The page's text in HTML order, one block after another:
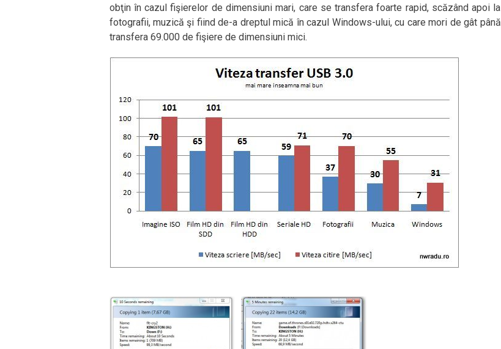
obţin în cazul fişierelor de dimensiuni mari, care se transfera foarte rapid, scăzând apoi la
fotografii, muzică şi fiind de-a dreptul mică în cazul Windows-ului, cu care mori de gât până
transfera 69.000 de fişiere de dimensiuni mici.